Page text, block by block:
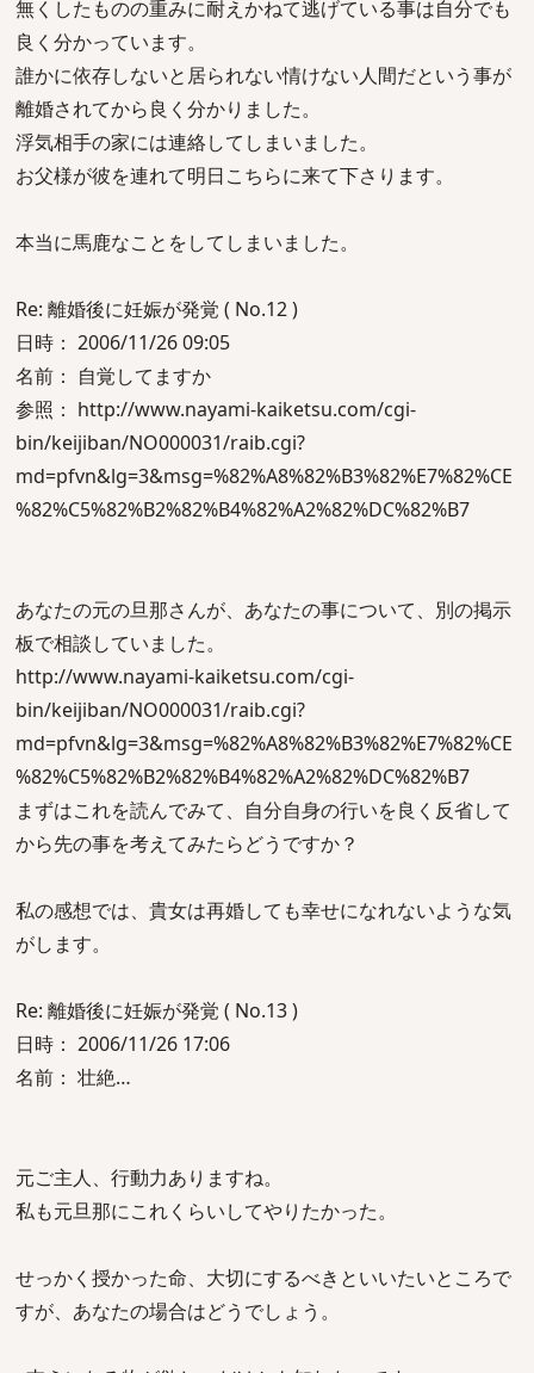
無くしたものの重みに耐えかねて逃げている事は自分でも
良く分かっています。
誰かに依存しないと居られない情けない人間だという事が
離婚されてから良く分かりました。
浮気相手の家には連絡してしまいました。
お父様が彼を連れて明日こちらに来て下さります。
本当に馬鹿なことをしてしまいました。
Re: 離婚後に妊娠が発覚 ( No.12 )
日時： 2006/11/26 09:05
名前： 自覚してますか
参照： http://www.nayami-kaiketsu.com/cgi-
bin/keijiban/NO000031/raib.cgi?
md=pfvn&lg=3&msg=%82%A8%82%B3%82%E7%82%CE
%82%C5%82%B2%82%B4%82%A2%82%DC%82%B7
あなたの元の旦那さんが、あなたの事について、別の掲示
板で相談していました。
http://www.nayami-kaiketsu.com/cgi-
bin/keijiban/NO000031/raib.cgi?
md=pfvn&lg=3&msg=%82%A8%82%B3%82%E7%82%CE
%82%C5%82%B2%82%B4%82%A2%82%DC%82%B7
まずはこれを読んでみて、自分自身の行いを良く反省して
から先の事を考えてみたらどうですか？
私の感想では、貴女は再婚しても幸せになれないような気
がします。
Re: 離婚後に妊娠が発覚 ( No.13 )
日時： 2006/11/26 17:06
名前： 壮絶…
元ご主人、行動力ありますね。
私も元旦那にこれくらいしてやりたかった。
せっかく授かった命、大切にするべきといいたいところで
すが、あなたの場合はどうでしょう。